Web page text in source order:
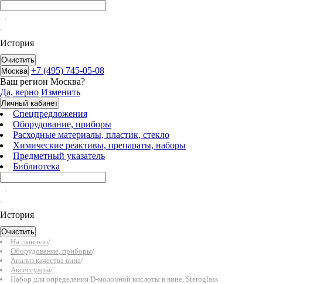
История
Очистить
Москва +7 (495) 745-05-08
Ваш регион Москва?
Да, верно Изменить
Личный кабинет
Спецпредложения
Оборудование, приборы
Расходные материалы, пластик, стекло
Химические реактивы, препараты, наборы
Предметный указатель
Библиотека
История
Очистить
На главную/
Оборудование, приборы/
Анализ качества вина/
Аксессуары/
Набор для определения D-молочной кислоты в вине, Steroglass